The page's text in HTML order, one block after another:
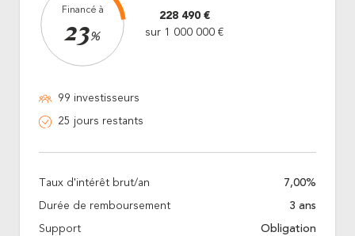
Financé à
23%
228 490 €
sur 1 000 000 €
99 investisseurs
25 jours restants
Taux d'intérêt brut/an 7,00%
Durée de remboursement 3 ans
Support Obligation